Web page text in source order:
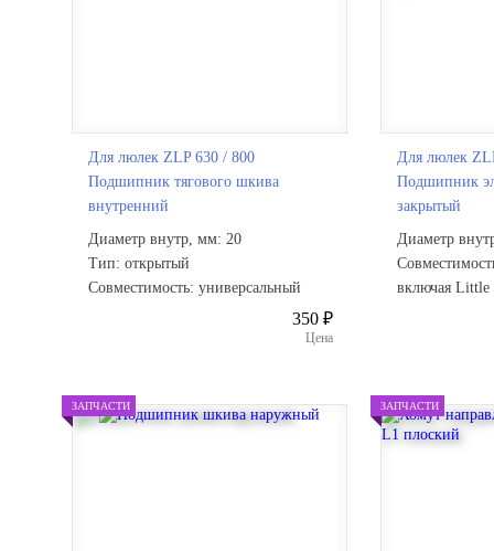
Для люлек ZLP 630 / 800
Подшипник тягового шкива
внутренний
Диаметр внутр, мм: 20
Тип: открытый
Совместимость: универсальный
350 ₽
Цена
Для люлек
Подшипник
закрытый
Диаметр
включая Little
ЗАПЧАСТИ ЗАПЧАСТИ